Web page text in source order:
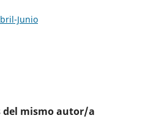
Junio
del mismo autor/a